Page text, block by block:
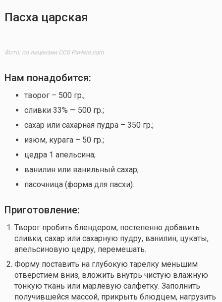
Пасха царская
Фото: по лицензии CC0 PxHere.com
Нам понадобится:
творог – 500 гр.;
сливки 33% — 500 гр.;
сахар или сахарная пудра – 350 гр.;
изюм, курага – 50 гр.;
цедра 1 апельсина;
ванилин или ванильный сахар;
пасочница (форма для пасхи).
Приготовление:
Творог пробить блендером, постепенно добавить
сливки, сахар или сахарную пудру, ванилин, цукаты,
апельсиновую цедру, перемешать.
Форму поставить на глубокую тарелку меньшим
отверстием вниз, вложить внутрь чистую влажную
тонкую ткань или марлевую салфетку. Заполнить
получившейся массой, прикрыть блюдцем, нагрузить